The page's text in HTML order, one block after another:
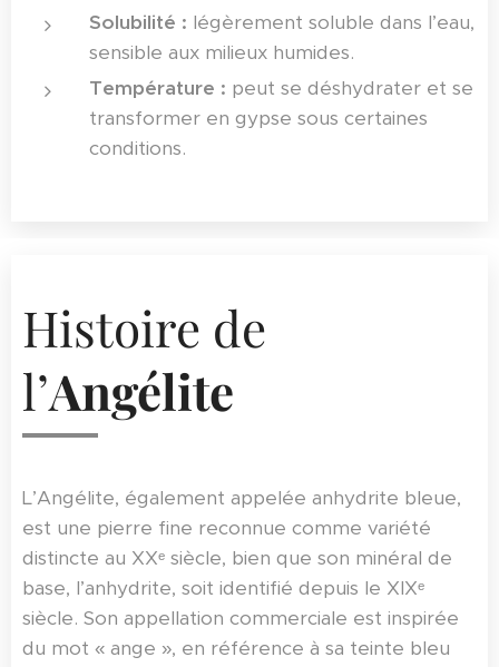
Solubilité : légèrement soluble dans l’eau,
sensible aux milieux humides.
Température : peut se déshydrater et se
transformer en gypse sous certaines
conditions.
Histoire de
l’Angélite
L’Angélite, également appelée anhydrite bleue,
est une pierre fine reconnue comme variété
distincte au XXᵉ siècle, bien que son minéral de
base, l’anhydrite, soit identifié depuis le XIXᵉ
siècle. Son appellation commerciale est inspirée
du mot « ange », en référence à sa teinte bleu